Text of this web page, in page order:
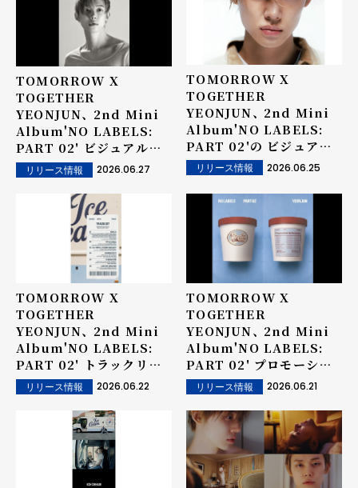
TOMORROW X
TOGETHER
YEONJUN、 2nd Mini
Album'NO LABELS:
PART 02' ビジュアルを
追加公開！
リリース情報 2026.06.27
TOMORROW X
TOGETHER
YEONJUN、 2nd Mini
Album'NO LABELS:
PART 02'の ビジュアル
を公開！
リリース情報 2026.06.25
TOMORROW X
TOGETHER
YEONJUN、 2nd Mini
Album'NO LABELS:
PART 02' トラックリス
トを公開！
リリース情報 2026.06.22
TOMORROW X
TOGETHER
YEONJUN、 2nd Mini
Album'NO LABELS:
PART 02' プロモーショ
ンスケジューラーを公開！
リリース情報 2026.06.21